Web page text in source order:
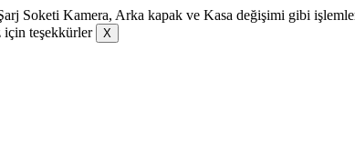
Soketi Kamera, Arka kapak ve Kasa değişimi gibi
için teşekkürler